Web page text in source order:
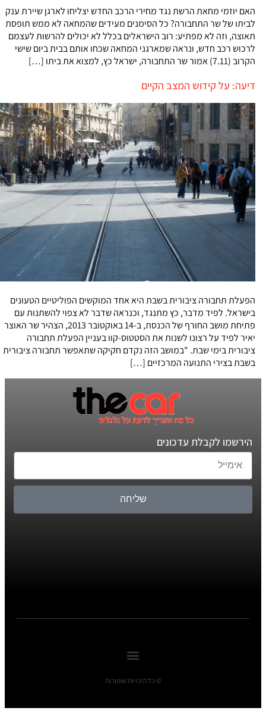
האם יוזמי מחאת הרשת נגד מחירי הרכב החדש יצליחו לארגן שיירת ענק
לביתו של שר התחבורה? כל הסימנים מעידים שהמחאה לא ממש תופסת
תאוצה, וזה לא מפתיע: רוב הישראלים בכלל לא יכולים להרשות לעצמם
לרכוש רכב חדש, ונראה שמארגני המחאה שכחו אותם בבית ביום שישי
הקרוב (7.11) אמור שר התחבורה, ישראל כץ, למצוא את ביתו […]
דיעה: על קידוש המצב הקיים
הפעלת תחבורה ציבורית בשבת היא אחד המוקשים הפוליטיים הטעונים
בישראל. לפיד מדבר, כץ מתנגד, וכנראה שדבר לא צפוי להשתנות עם
פתיחת מושב החורף של הכנסת, ב-14 באוקטובר 2013, הצהיר שר האוצר
יאיר לפיד על רצונו לשנות את הסטטוס-קוו בעניין הפעלת תחבורה
ציבורית בימי שבת. "במושב הזה נקדם חקיקה שתאפשר תחבורה ציבורית
בשבת בצירי התנועה המרכזיים […]
הירשמו לקבלת עדכונים
שליחה
© כל הזכויות שומורות